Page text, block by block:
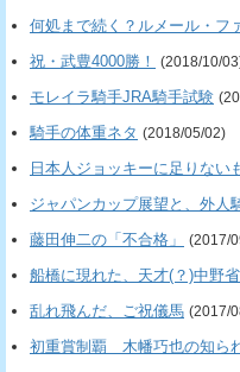
何処まで続く？ルメール・フ
祝・武豊4000勝！ (2018/10/
モレイラ騎手JRA騎手試験
騎手の体重ネタ (2018/05/02)
日本人ジョッキーに足りない
ジャパンカップ展望と、外人
藤田伸二の「不合格」 (2017/
船橋に現れた、天才(？)中野
乱れ飛んだ、ご祝儀馬 (2017/
初重賞制覇 木幡巧也の知ら